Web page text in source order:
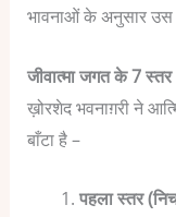
भावनाओं के अनुसार उस
जीवात्मा जगत के 7 स्तर
ख़ोरशेद भवनाग़री ने
बाँटा है –
पहला स्तर